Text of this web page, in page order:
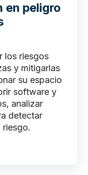
en peligro
los riesgos
y mitigarlas
su espacio
software y
analizar
detectar
riesgo.